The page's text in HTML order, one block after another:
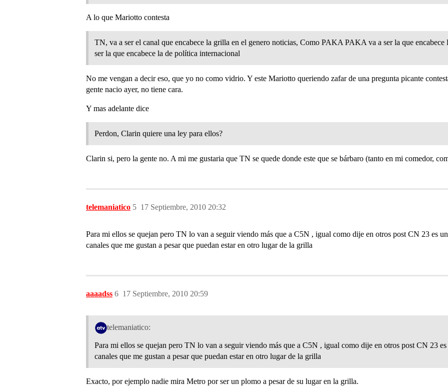
A lo que Mariotto contesta
TN, va a ser el canal que encabece la grilla en el genero noticias, Como PAKA PAKA va a ser la que
ser la que encabece la de política internacional
No me vengan a decir eso, que yo no como vidrio. Y este Mariotto queriendo zafar de una pregunta picante
gente nacio ayer, no tiene cara.
Y mas adelante dice
Perdon, Clarin quiere una ley para ellos?
Clarin si, pero la gente no. A mi me gustaria que TN se quede donde este que se bárbaro (tanto en mi comedor,
telemaniatico 17 Septiembre, 2010 20:32
5
Para mi ellos se quejan pero TN lo van a seguir viendo más que a C5N , igual como dije en otros post CN 23 es
canales que me gustan a pesar que puedan estar en otro lugar de la grilla
aaaadss 17 Septiembre, 2010 20:59
6
telemaniatico:
Para mi ellos se quejan pero TN lo van a seguir viendo más que a C5N , igual como dije en otros post CN 23
canales que me gustan a pesar que puedan estar en otro lugar de la grilla
Exacto, por ejemplo nadie mira Metro por ser un plomo a pesar de su lugar en la grilla.